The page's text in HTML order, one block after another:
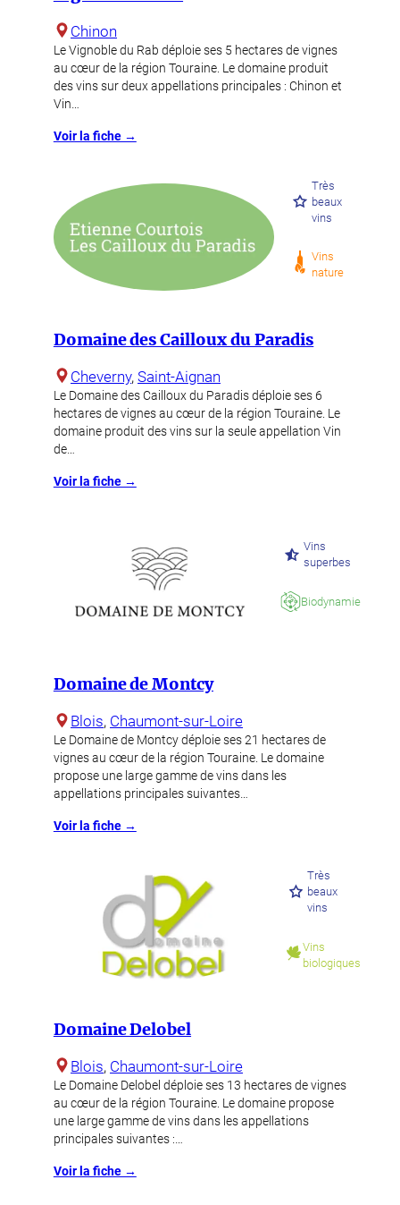
Chinon
Le Vignoble du Rab déploie ses 5 hectares de vignes
au cœur de la région Touraine. Le domaine produit
des vins sur deux appellations principales : Chinon et
Vin…
Voir la fiche →
Très
beaux
vins
Vins
nature
Domaine des Cailloux du Paradis
Cheverny, Saint-Aignan
Le Domaine des Cailloux du Paradis déploie ses 6
hectares de vignes au cœur de la région Touraine. Le
domaine produit des vins sur la seule appellation Vin
de…
Voir la fiche →
Vins
superbes
Biodynamie
Domaine de Montcy
Blois, Chaumont-sur-Loire
Le Domaine de Montcy déploie ses 21 hectares de
vignes au cœur de la région Touraine. Le domaine
propose une large gamme de vins dans les
appellations principales suivantes…
Voir la fiche →
Très
beaux
vins
Vins
biologiques
Domaine Delobel
Blois, Chaumont-sur-Loire
Le Domaine Delobel déploie ses 13 hectares de vignes
au cœur de la région Touraine. Le domaine propose
une large gamme de vins dans les appellations
principales suivantes :…
Voir la fiche →